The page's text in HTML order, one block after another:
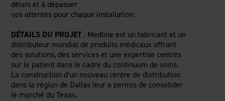
délais et à dépasser
vos attentes pour chaque installation.
DÉTAILS DU PROJET : Medline est un fabricant et un
distributeur mondial de produits médicaux offrant
des solutions, des services et une expertise centrés
sur le patient dans le cadre du continuum de soins.
La construction d'un nouveau centre de distribution
dans la région de Dallas leur a permis de consolider
le marché du Texas.